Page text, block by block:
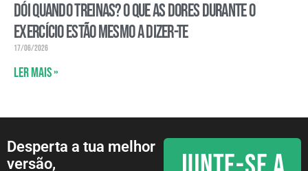
Dói quando treinas? O que as dores durante o
exercício estão mesmo a dizer-te
17/06/2026
Ler mais »
Desperta a tua melhor
versão,